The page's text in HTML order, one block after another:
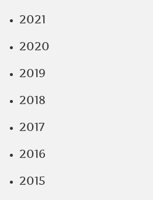
2021
2020
2019
2018
2017
2016
2015